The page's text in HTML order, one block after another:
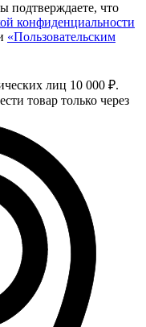
подтверждаете, что
конфиденциальности
«Пользовательским
лиц 10 000 ₽.
товар только через